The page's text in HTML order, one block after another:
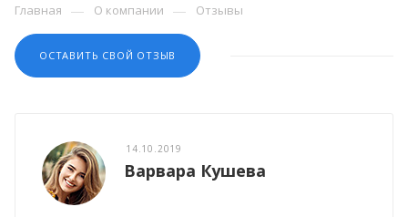
Главная — О компании — Отзывы
ОСТАВИТЬ СВОЙ ОТЗЫВ
14.10.2019
Варвара Кушева